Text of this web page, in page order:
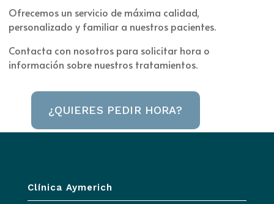
Ofrecemos un servicio de máxima calidad,
personalizado y familiar a nuestros pacientes.
Contacta con nosotros para solicitar hora o
información sobre nuestros tratamientos.
¿QUIERES PEDIR HORA?
Clínica Aymerich